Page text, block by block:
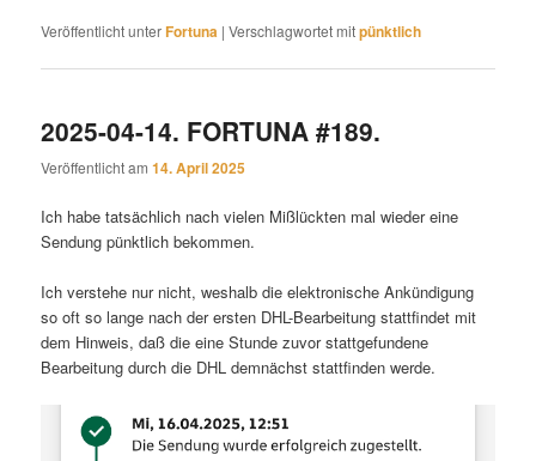
Veröffentlicht unterFortuna |Verschlagwortet mitpünktlich
2025-04-14. FORTUNA #189.
Veröffentlicht am14. April 2025
Ich habe tatsächlich nach vielen Mißlückten mal wieder eine
Sendung pünktlich bekommen.
Ich verstehe nur nicht, weshalb die elektronische Ankündigung
so oft so lange nach der ersten DHL-Bearbeitung stattfindet mit
dem Hinweis, daß die eine Stunde zuvor stattgefundene
Bearbeitung durch die DHL demnächst stattfinden werde.